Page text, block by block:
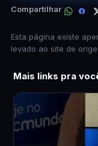
Compartilhar
Esta página existe
levado ao site de
Mais links pra